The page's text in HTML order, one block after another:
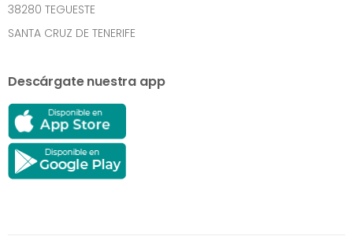
38280 TEGUESTE
SANTA CRUZ DE TENERIFE
Descárgate nuestra app